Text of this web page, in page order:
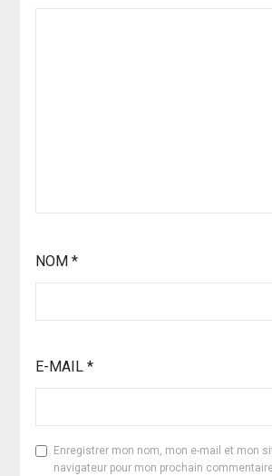
NOM *
E-MAIL *
Enregistrer mon nom, mon e-mail et mon
navigateur pour mon prochain